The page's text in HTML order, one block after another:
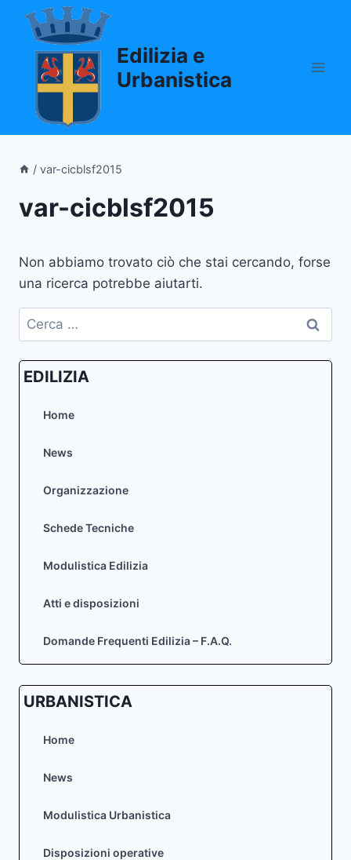
Salta
contenuto
Edilizia e
Urbanistica
/ var-cicblsf2015
var-cicblsf2015
Non abbiamo trovato ciò che stai cercando, forse
una ricerca potrebbe aiutarti.
Ricerca
per:
EDILIZIA
Home
News
Organizzazione
Schede Tecniche
Modulistica Edilizia
Atti e disposizioni
Domande Frequenti Edilizia – F.A.Q.
URBANISTICA
Home
News
Modulistica Urbanistica
Disposizioni operative